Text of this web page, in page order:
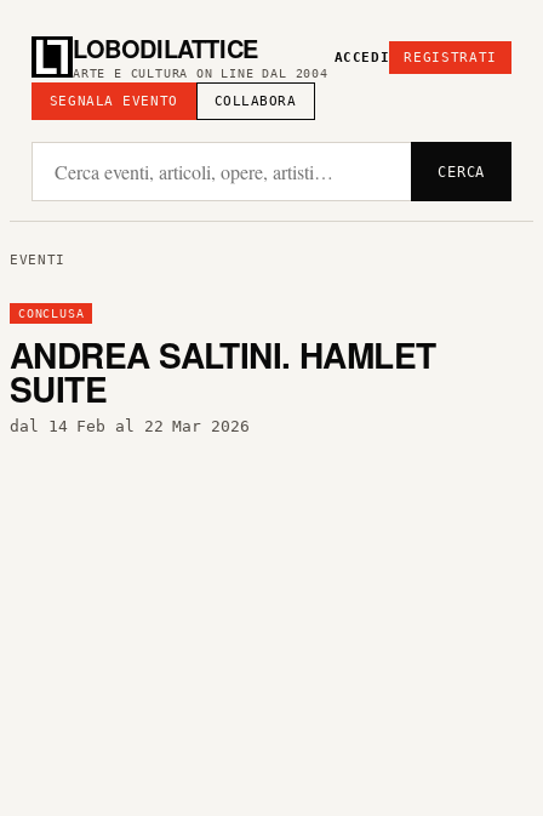
LOBODILATTICE
ARTE E CULTURA ON LINE DAL 2004
SEGNALA EVENTO COLLABORA
ACCEDI REGISTRATI
CERCA
EVENTI
CONCLUSA
ANDREA SALTINI. HAMLET
SUITE
dal 14 Feb al 22 Mar 2026